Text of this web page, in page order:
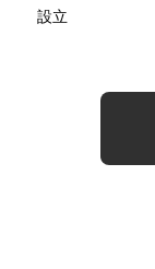
設立